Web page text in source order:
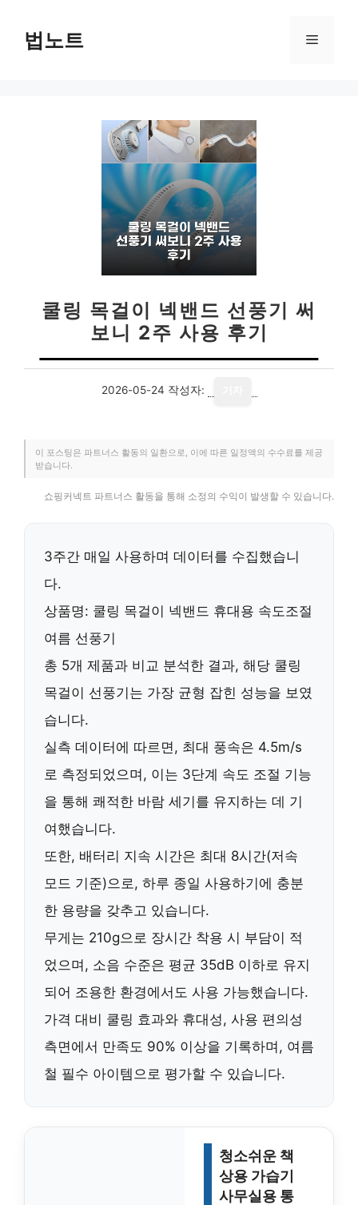
법노트 메
쿨링 목걸이 넥밴드 선풍기 써
보니 2주 사용 후기
2026-05-24 작성자:
이 포스팅은 파트너스 활동의 일환으로, 이에 따른 일정액의 수수료를 제공
받습니다.
쇼핑커넥트 파트너스 활동을 통해 소정의 수익이 발생할 수 있습니다.
3주간 매일 사용하며 데이터를 수집했습니
다.
상품명: 쿨링 목걸이 넥밴드 휴대용 속도조절
여름 선풍기
총 5개 제품과 비교 분석한 결과, 해당 쿨링
목걸이 선풍기는 가장 균형 잡힌 성능을 보였
습니다.
실측 데이터에 따르면, 최대 풍속은 4.5m/s
로 측정되었으며, 이는 3단계 속도 조절 기능
을 통해 쾌적한 바람 세기를 유지하는 데 기
여했습니다.
또한, 배터리 지속 시간은 최대 8시간(저속
모드 기준)으로, 하루 종일 사용하기에 충분
한 용량을 갖추고 있습니다.
무게는 210g으로 장시간 착용 시 부담이 적
었으며, 소음 수준은 평균 35dB 이하로 유지
되어 조용한 환경에서도 사용 가능했습니다.
가격 대비 쿨링 효과와 휴대성, 사용 편의성
측면에서 만족도 90% 이상을 기록하며, 여름
철 필수 아이템으로 평가할 수 있습니다.
청소쉬운 책
상용 가습기
사무실용 통